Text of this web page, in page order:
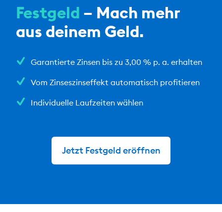
Festgeld – Mach mehr
aus deinem Geld.
Garantierte Zinsen bis zu 3,00 % p. a. erhalten
Vom Zinseszinseffekt automatisch profitieren
Individuelle Laufzeiten wählen
Jetzt Festgeld eröffnen